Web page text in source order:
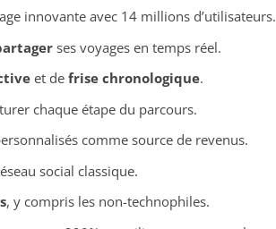
innovante avec 14 millions d’utilisateurs.
ses voyages en temps réel.
et de frise chronologique.
chaque étape du parcours.
comme source de revenus.
social classique.
, y compris les non-technophiles.